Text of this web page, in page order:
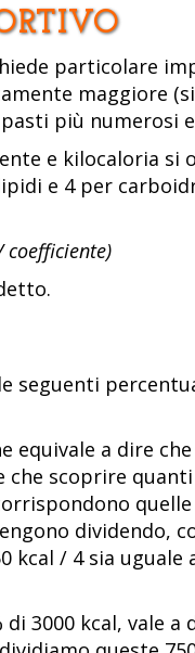
particolare
maggiore
più numerosi
e kilocaloria si
e 4 per
seguenti
a dire che
che scoprire
quelle
dividendo,
kcal / 4 sia uguale
3000 kcal, vale a